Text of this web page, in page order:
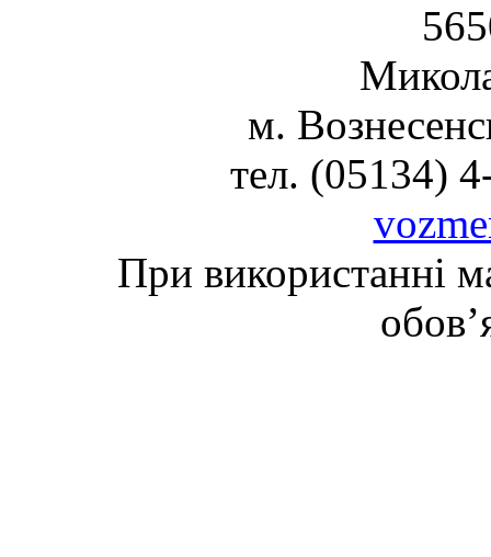
м.
тел. (05134)
При використанні